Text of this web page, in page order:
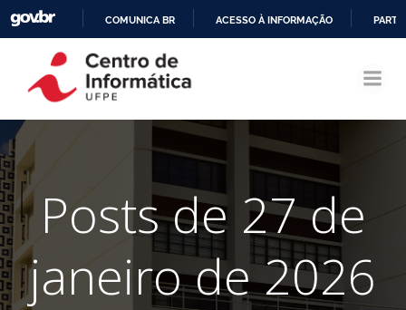
CONTEÚDO
COMUNICA BR ACESSO À INFORMAÇÃO
Posts de 27 de
janeiro de 2026